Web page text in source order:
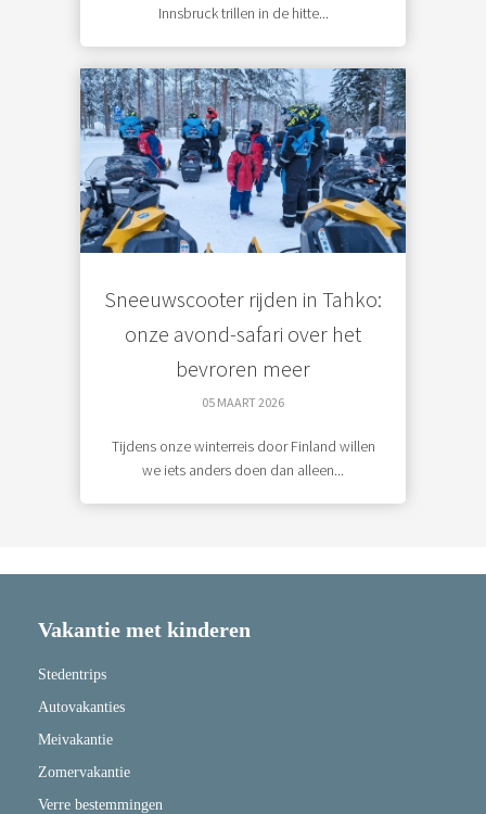
Innsbruck trillen in de hitte...
Sneeuwscooter rijden in Tahko:
onze avond-safari over het
bevroren meer
05 MAART 2026
Tijdens onze winterreis door Finland willen
we iets anders doen dan alleen...
Vakantie met kinderen
Stedentrips
Autovakanties
Meivakantie
Zomervakantie
Verre bestemmingen